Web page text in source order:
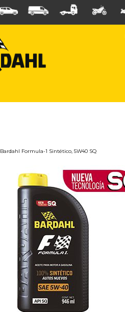
Bardahl Formula-1 Sintético, 5W40 SQ